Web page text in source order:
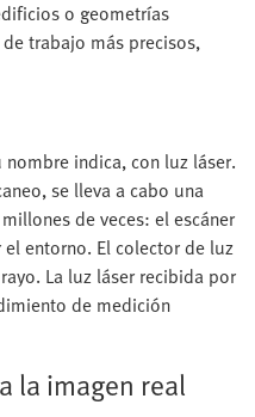
o geometrías
trabajo más precisos,
indica, con luz láser.
se lleva a cabo una
de veces: el escáner
entorno. El colector de luz
La luz láser recibida por
de medición
la imagen real